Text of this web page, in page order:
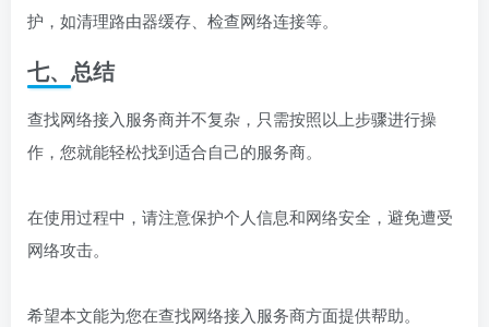
护，如清理路由器缓存、检查网络连接等。
七、总结
查找网络接入服务商并不复杂，只需按照以上步骤进行操
作，您就能轻松找到适合自己的服务商。
在使用过程中，请注意保护个人信息和网络安全，避免遭受
网络攻击。
希望本文能为您在查找网络接入服务商方面提供帮助。